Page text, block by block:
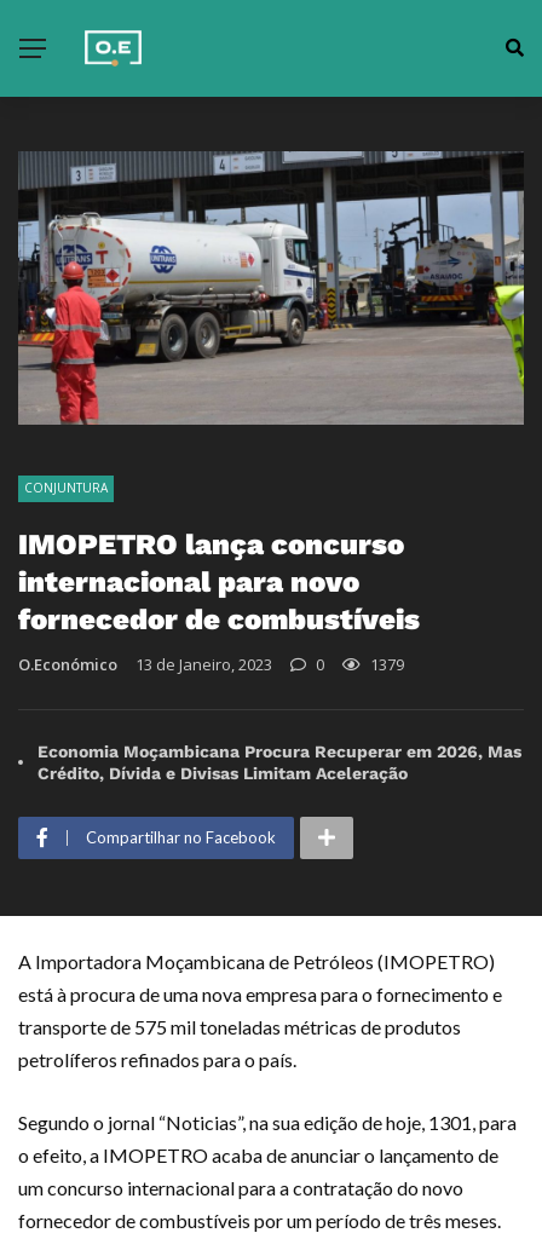
CONJUNTURA
IMOPETRO lança concurso
internacional para novo
fornecedor de combustíveis
O.Económico 13 de Janeiro, 2023 0 1379
Economia Moçambicana Procura Recuperar em 2026, Mas
Crédito, Dívida e Divisas Limitam Aceleração
Compartilhar no Facebook
A Importadora Moçambicana de Petróleos (IMOPETRO)
está à procura de uma nova empresa para o fornecimento e
transporte de 575 mil toneladas métricas de produtos
petrolíferos refinados para o país.
Segundo o jornal “Noticias”, na sua edição de hoje, 1301, para
o efeito, a IMOPETRO acaba de anunciar o lançamento de
um concurso internacional para a contratação do novo
fornecedor de combustíveis por um período de três meses.